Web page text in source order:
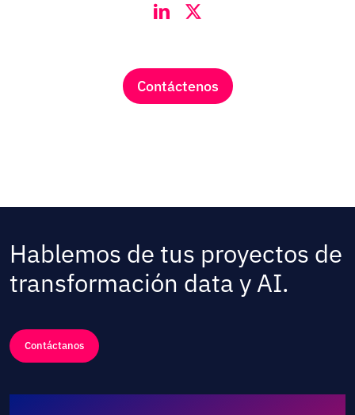
Contáctenos
Hablemos de tus proyectos de
transformación data y AI.
Contáctanos